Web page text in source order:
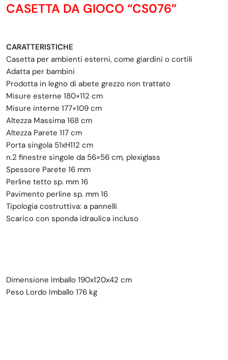
CASETTA DA GIOCO “CS076”
CARATTERISTICHE
Casetta per ambienti esterni, come giardini o cortili
Adatta per bambini
Prodotta in legno di abete grezzo non trattato
Misure esterne 180×112 cm
Misure interne 177×109 cm
Altezza Massima 168 cm
Altezza Parete 117 cm
Porta singola 51xH112 cm
n.2 finestre singole da 56×56 cm, plexiglass
Spessore Parete 16 mm
Perline tetto sp. mm 16
Pavimento perline sp. mm 16
Tipologia costruttiva: a pannelli
Scarico con sponda idraulica incluso
Dimensione Imballo 190x120x42 cm
Peso Lordo Imballo 176 kg